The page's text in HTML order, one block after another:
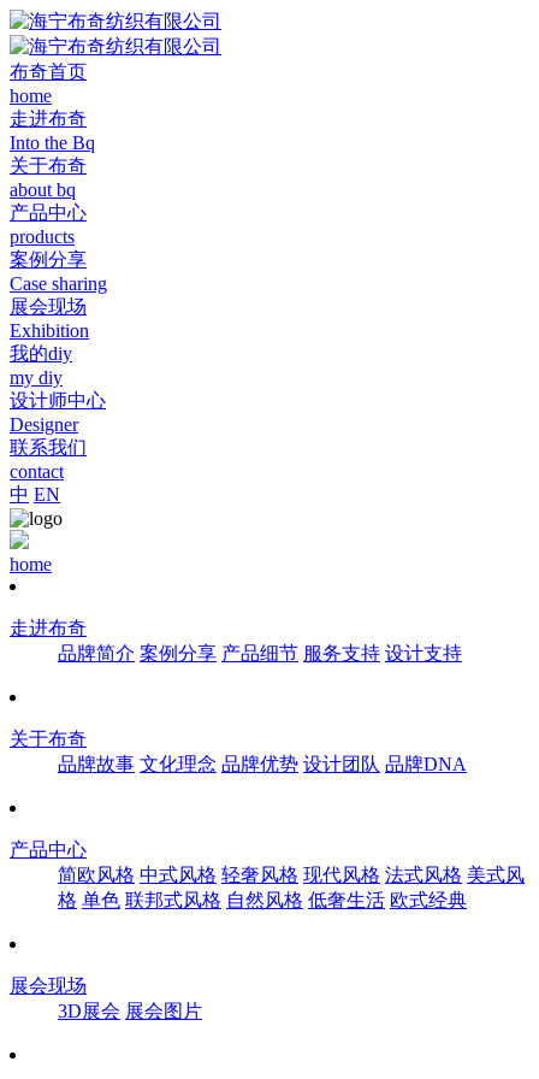
布奇首页
home
走进布奇
Into the Bq
关于布奇
about bq
产品中心
products
案例分享
Case sharing
展会现场
Exhibition
我的diy
my diy
设计师中心
Designer
联系我们
contact
中 EN
home
走进布奇
品牌简介 案例分享 产品细节 服务支持 设计支持
关于布奇
品牌故事 文化理念 品牌优势 设计团队 品牌DNA
产品中心
简欧风格 中式风格 轻奢风格 现代风格 法式风格 美式风
格 单色 联邦式风格 自然风格 低奢生活 欧式经典
展会现场
3D展会 展会图片